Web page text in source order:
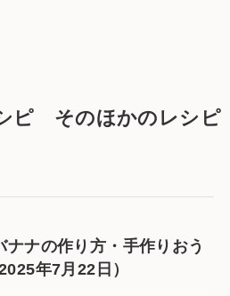
ピ そのほかのレシピ
ナナの作り方・手作りおう
年7月22日）